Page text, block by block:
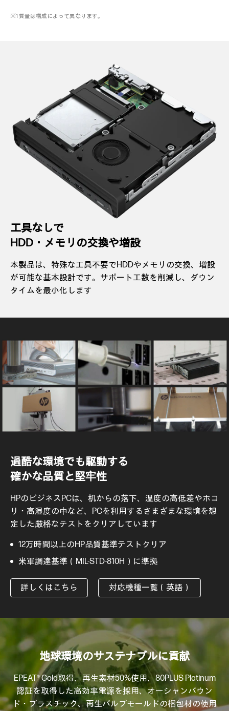
※1 質量は構成によって異なります。
工具なしで
HDD・メモリの交換や増設
本製品は、特殊な工具不要でHDDやメモリの交換、増設
が可能な基本設計です。サポート工数を削減し、ダウン
タイムを最小化します
過酷な環境でも駆動する
確かな品質と堅牢性
HPのビジネスPCは、机からの落下、温度の高低差やホコ
リ・高湿度の中など、PCを利用するさまざまな環境を想
定した厳格なテストをクリアしています
12万時間以上のHP品質基準テストクリア
米軍調達基準（MIL-STD-810H）に準拠
詳しくはこちら 対応機種一覧（英語）
地球環境のサステナブルに貢献
EPEAT® Gold取得、再生素材50%使用、80PLUS Platinum
認証を取得した高効率電源を採用、オーシャンバウン
ド・プラスチック、再生パルプモールドの梱包材の使用